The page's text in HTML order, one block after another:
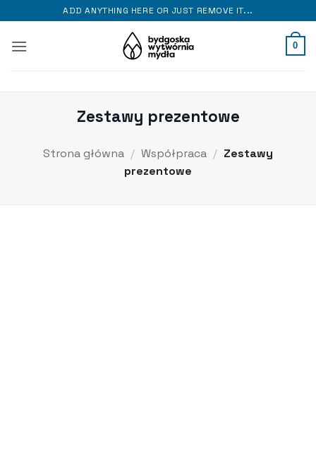
do
zawartości
ADD ANYTHING HERE OR JUST REMOVE IT...
0
Zestawy prezentowe
Strona główna / Współpraca / Zestawy
prezentowe